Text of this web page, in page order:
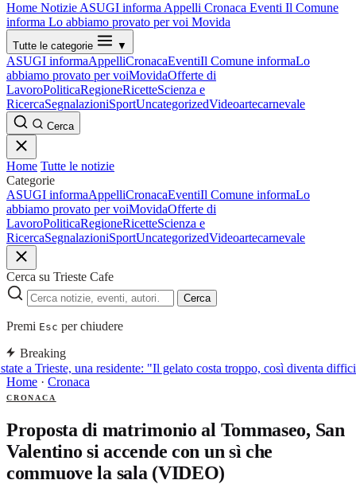
Home Notizie ASUGI informa Appelli Cronaca Eventi Il Comune
informa Lo abbiamo provato per voi Movida
Tutte le categorie ▼
ASUGI informaAppelliCronacaEventiIl Comune informaLo
abbiamo provato per voiMovidaOfferte di
LavoroPoliticaRegioneRicetteScienza e
RicercaSegnalazioniSportUncategorizedVideoartecarnevale
Cerca
Home Tutte le notizie
Categorie
ASUGI informaAppelliCronacaEventiIl Comune informaLo
abbiamo provato per voiMovidaOfferte di
LavoroPoliticaRegioneRicetteScienza e
RicercaSegnalazioniSportUncategorizedVideoartecarnevale
Cerca su Trieste Cafe
Cerca
Premi Esc per chiudere
Breaking
a Trieste, una residente: "Il gelato costa troppo, così diventa
Home · Cronaca
CRONACA
Proposta di matrimonio al Tommaseo, San
Valentino si accende con un sì che
commuove la sala (VIDEO)